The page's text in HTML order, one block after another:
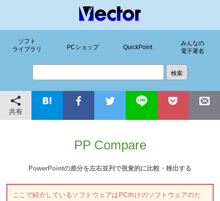
ソフト
ライブラリ
PCショップ QuickPoint
みんなの
電子署名
共有
PP Compare
PowerPointの差分を左右並列で視覚的に比較・検出する
ここで紹介しているソフトウェアはPC向けのソフトウェアのた